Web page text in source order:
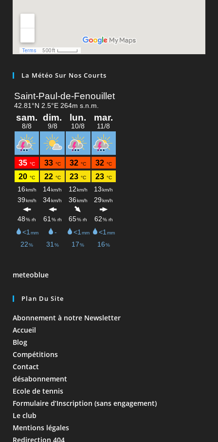
La Météo Sur Nos Courts
meteoblue
Plan Du Site
Abonnement à notre Newsletter
Accueil
Blog
Compétitions
Contact
désabonnement
Ecole de tennis
Formulaire d’Inscription (sans engagement)
Le club
Mentions légales
Redirection 404